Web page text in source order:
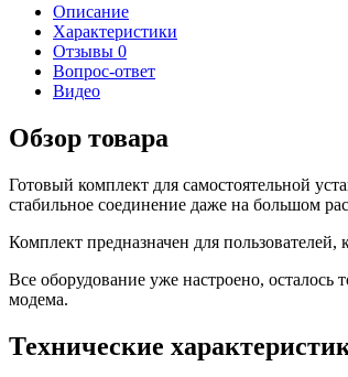
Описание
Характеристики
Отзывы 0
Вопрос-ответ
Видео
Обзор товара
Готовый комплект для самостоятельной
стабильное соединение даже на большом
Комплект предназначен для
Все оборудование уже настроено, осталось
модема.
Технические